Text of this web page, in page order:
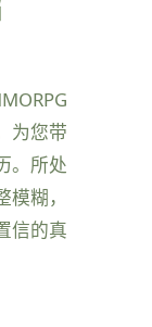
为您带
。所处
糊，
信的真